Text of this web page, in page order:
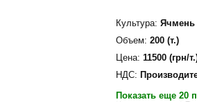
Культура: Ячмень
Объем: 200 (т.)
Цена: 11500 (грн/
НДС:
Показать еще 20